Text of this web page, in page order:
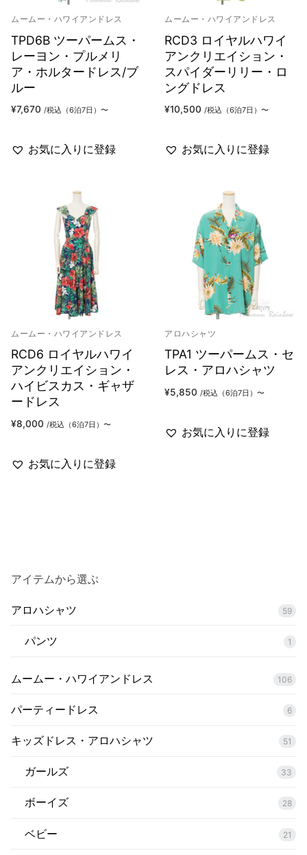
ムームー・ハワイアンドレス
TPD6B ツーパームス・
レーヨン・プルメリ
ア・ホルタードレス/ブ
ルー
¥7,670 /税込（6泊7日）〜
お気に入りに登録
ムームー・ハワイアンドレス
RCD3 ロイヤルハワイ
アンクリエイション・
スパイダーリリー・ロ
ングドレス
¥10,500 /税込（6泊7日）〜
お気に入りに登録
ムームー・ハワイアンドレス
RCD6 ロイヤルハワイ
アンクリエイション・
ハイビスカス・ギャザ
ードレス
¥8,000 /税込（6泊7日）〜
お気に入りに登録
アロハシャツ
TPA1 ツーパームス・セ
レス・アロハシャツ
¥5,850 /税込（6泊7日）〜
お気に入りに登録
アイテムから選ぶ
アロハシャツ 59
パンツ 1
ムームー・ハワイアンドレス 106
パーティードレス 6
キッズドレス・アロハシャツ 51
ガールズ 33
ボーイズ 28
ベビー 21